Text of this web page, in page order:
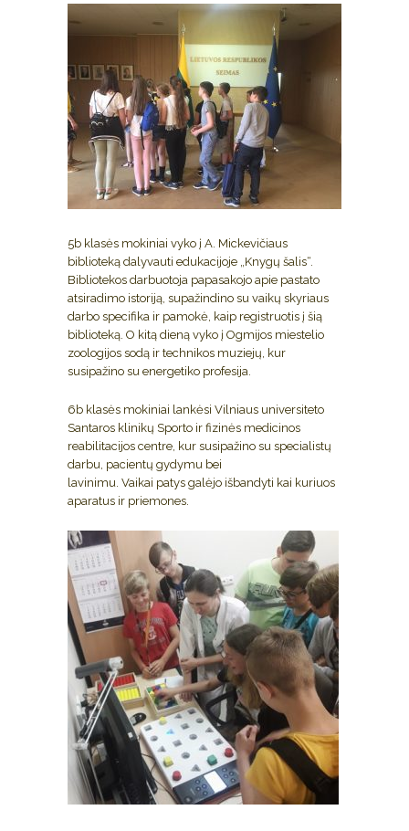
5b klasės mokiniai vyko į A. Mickevičiaus
biblioteką dalyvauti edukacijoje „Knygų šalis“.
Bibliotekos darbuotoja papasakojo apie pastato
atsiradimo istoriją, supažindino su vaikų skyriaus
darbo specifika ir pamokė, kaip registruotis į šią
biblioteką. O kitą dieną vyko į Ogmijos miestelio
zoologijos sodą ir technikos muziejų, kur
susipažino su energetiko profesija.
6b klasės mokiniai lankėsi Vilniaus universiteto
Santaros klinikų Sporto ir fizinės medicinos
reabilitacijos centre, kur susipažino su specialistų
darbu, pacientų gydymu bei
lavinimu. Vaikai patys galėjo išbandyti kai kuriuos
aparatus ir priemones.